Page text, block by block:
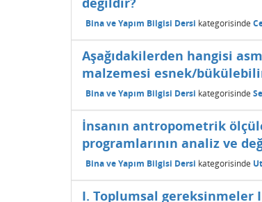
Bina ve Yapım Bilgisi Dersi kategorisinde
Aşağıdakilerden hangisi
malzemesi esnek/
Bina ve Yapım Bilgisi Dersi kategorisinde
İnsanın antropometrik
programlarının analiz ve
Bina ve Yapım Bilgisi Dersi kategorisinde
I. Toplumsal gereksinmeler